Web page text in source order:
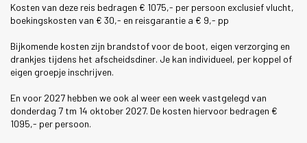
Kosten van deze reis bedragen € 1075,- per persoon exclusief vlucht,
boekingskosten van € 30,- en reisgarantie a € 9,- pp
Bijkomende kosten zijn brandstof voor de boot, eigen verzorging en
drankjes tijdens het afscheidsdiner. Je kan individueel, per koppel of
eigen groepje inschrijven.
En voor 2027 hebben we ook al weer een week vastgelegd van
donderdag 7 tm 14 oktober 2027. De kosten hiervoor bedragen €
1095,- per persoon.